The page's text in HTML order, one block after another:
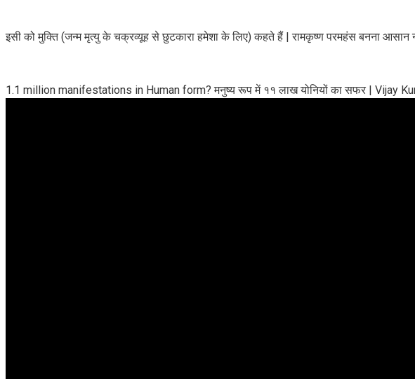
इसी को मुक्ति (जन्म मृत्यु के चक्रव्यूह से छुटकारा हमेशा के लिए) कहते हैं | रामकृष्ण परमहंस बनना आसान
1.1 million manifestations in Human form? मनुष्य रूप में ११ लाख योनियों का सफर | Vijay